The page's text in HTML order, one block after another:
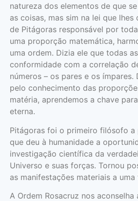
natureza dos elementos de que
as coisas, mas sim na lei que lhes
de Pitágoras responsável por
uma propor­ção matemática,
uma ordem. Dizia ele que todas
conformi­dade com a correlação
números – os pares e os ímpares.
pelo conhecimento das
matéria, aprendemos a chave
eterna.
Pitágoras foi o primeiro filósofo a
que deu à humanidade a
investi­gação científica da
Universo e suas forças. Tornou
as manifestações mate­riais a
A Ordem Rosacruz nos